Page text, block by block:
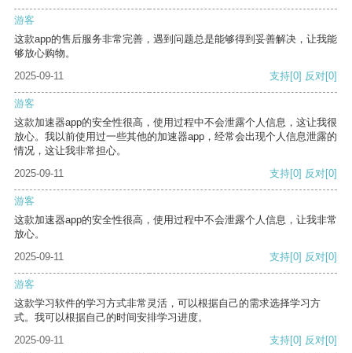
游客
这款app的售后服务非常完善，遇到问题总是能够得到妥善解决，让我能
够放心购物。
2025-09-11
支持[0] 反对[0]
游客
这款加速器app的安全性很高，使用过程中不会泄露个人信息，这让我很
放心。我以前使用过一些其他的加速器app，经常会出现个人信息泄露的
情况，这让我非常担心。
2025-09-11
支持[0] 反对[0]
游客
这款加速器app的安全性很高，使用过程中不会泄露个人信息，让我非常
放心。
2025-09-11
支持[0] 反对[0]
游客
这款学习软件的学习方式非常灵活，可以根据自己的需求选择学习方
式。我可以根据自己的时间安排学习进度。
2025-09-11
支持[0] 反对[0]